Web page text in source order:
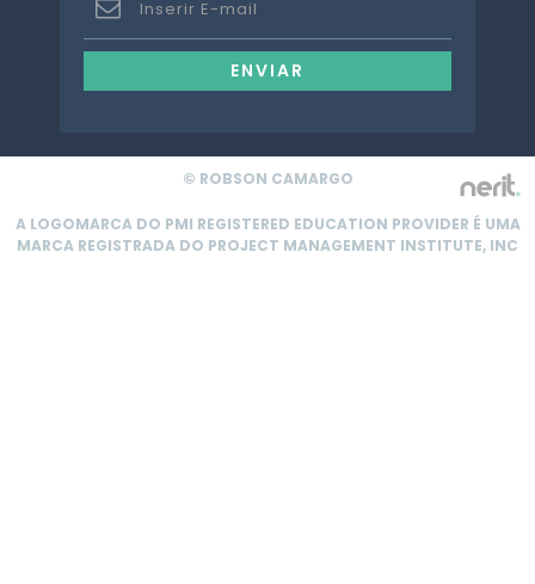
ENVIAR
© ROBSON CAMARGO
A LOGOMARCA DO PMI REGISTERED EDUCATION PROVIDER É UMA
MARCA REGISTRADA DO PROJECT MANAGEMENT INSTITUTE, INC